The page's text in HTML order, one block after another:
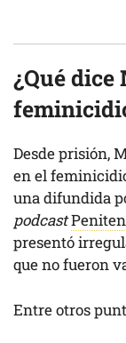
¿Qué dice
Desde prisión,
en el
una difundida
podcast
presentó
que no fueron
Entre otros